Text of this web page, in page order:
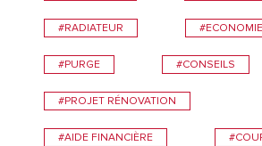
#RADIATEUR
#PURGE #CONSEILS
#PROJET RÉNOVATION
#AIDE FINANCIÈRE